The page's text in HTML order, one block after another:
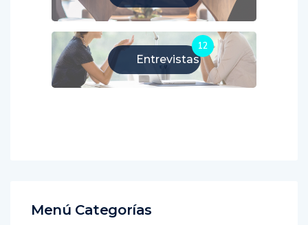
Entrevistas
12
Menú Categorías